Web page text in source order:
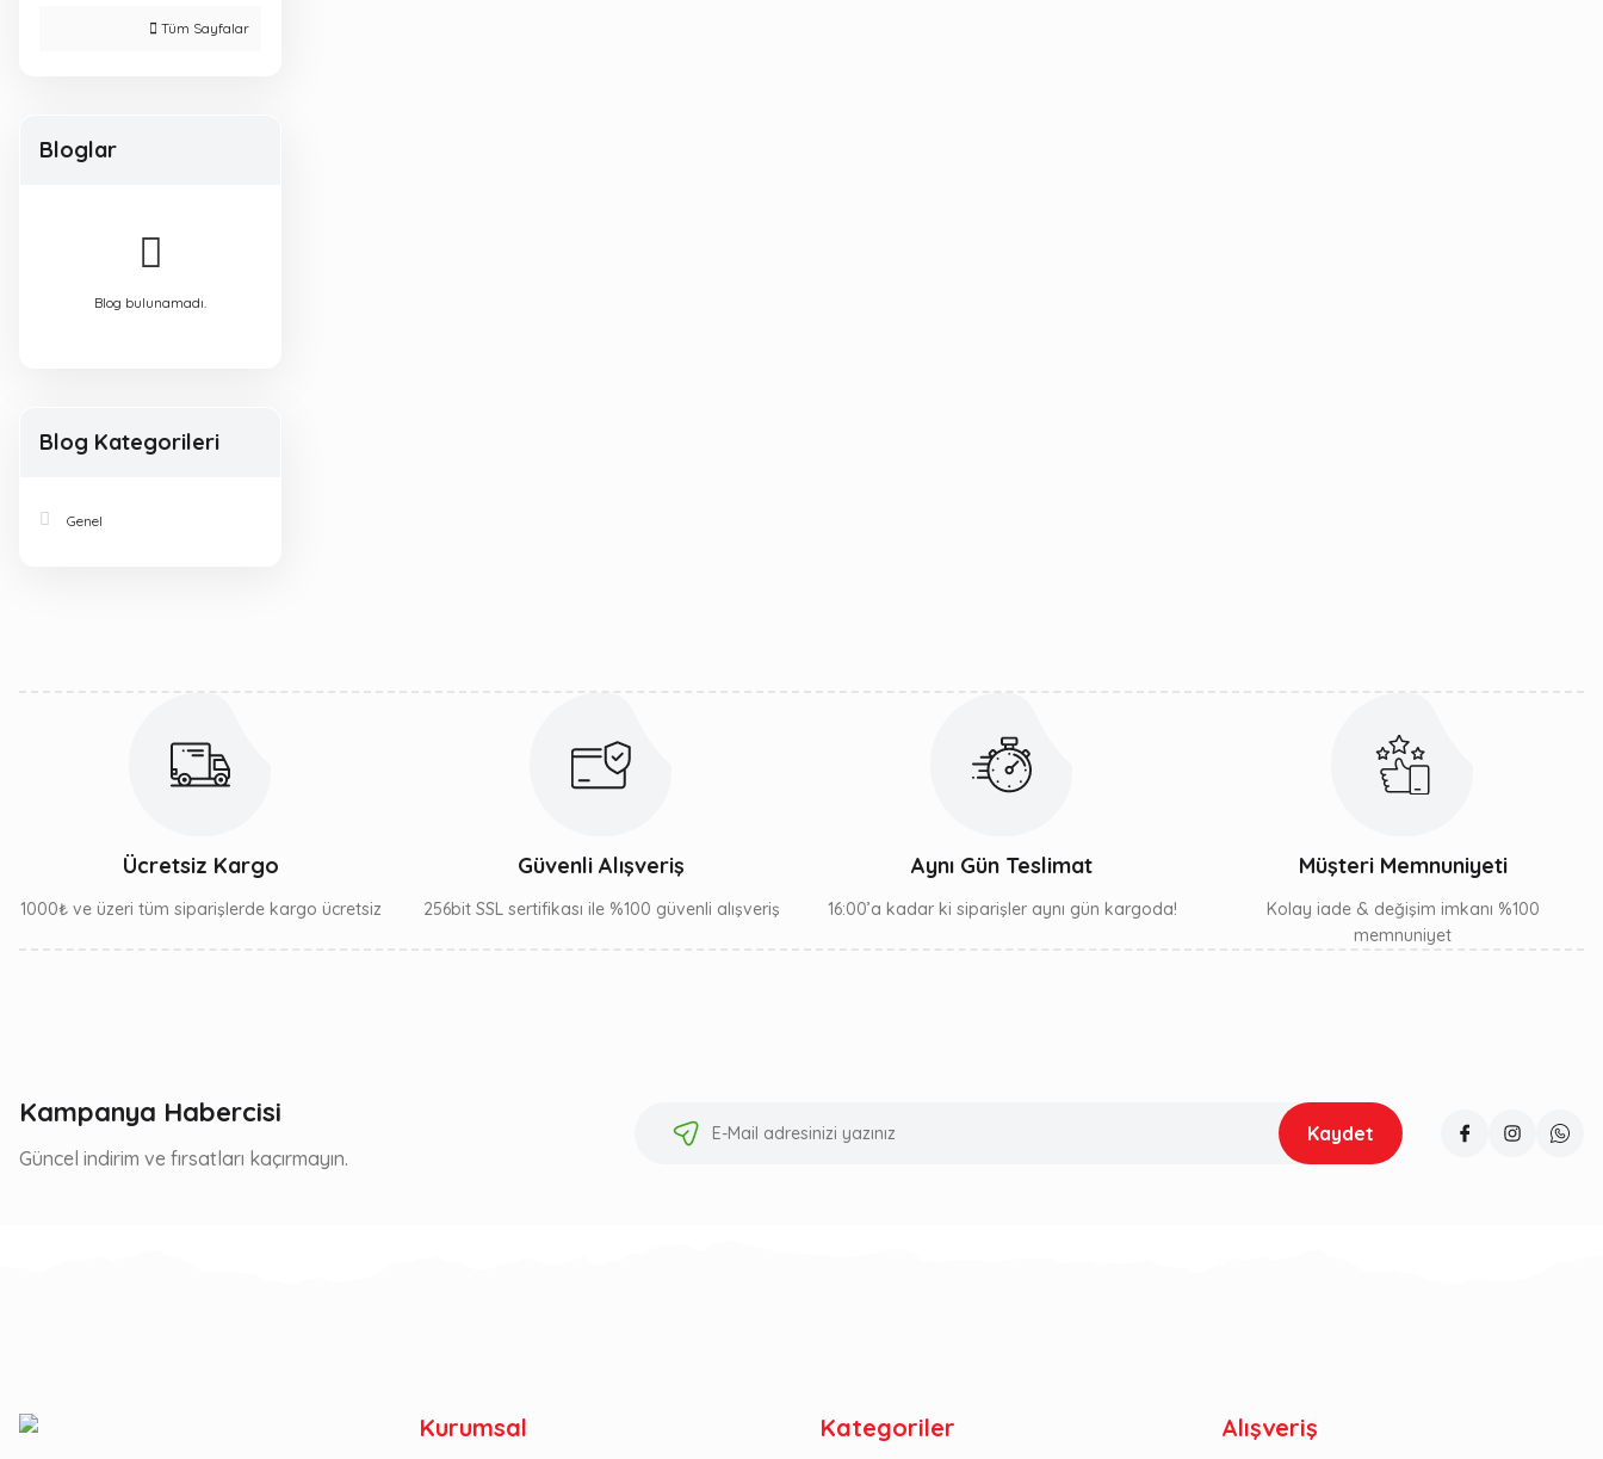
Tüm Sayfalar
Bloglar
Blog bulunamadı.
Blog Kategorileri
Genel
Ücretsiz Kargo
1000₺ ve üzeri tüm siparişlerde kargo ücretsiz
Güvenli Alışveriş
256bit SSL sertifikası ile %100 güvenli alışveriş
Aynı Gün Teslimat
16:00’a kadar ki siparişler aynı gün kargoda!
Müşteri Memnuniyeti
Kolay iade & değişim imkanı %100
memnuniyet
Kampanya Habercisi
Güncel indirim ve fırsatları kaçırmayın.
Kaydet
Kurumsal Kategoriler Alışveriş